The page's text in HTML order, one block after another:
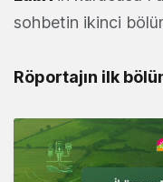
sohbetin ikinci
Röportajın ilk